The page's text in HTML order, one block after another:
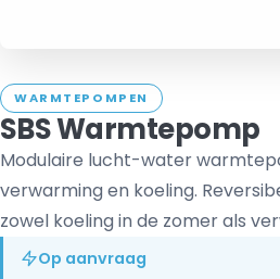
WARMTEPOMPEN
SBS Warmtepomp
Modulaire lucht-water
verwarming en koeling.
zowel koeling in de zomer als
Op aanvraag